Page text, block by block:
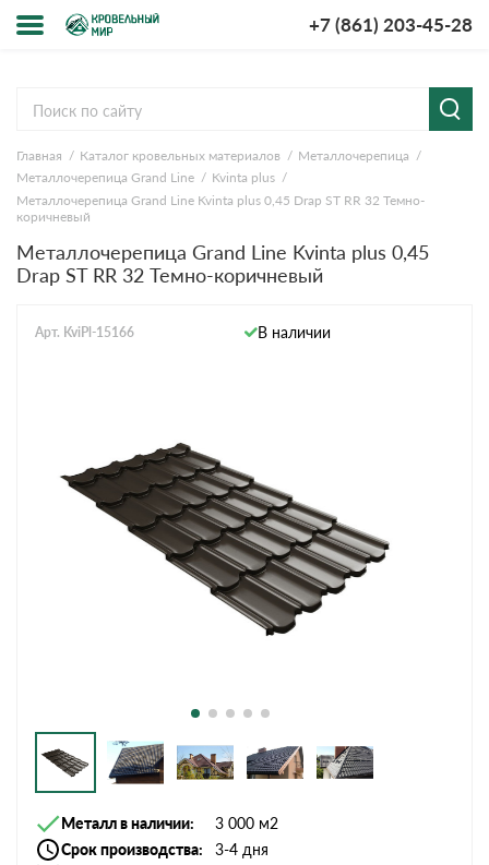
+7 (861) 203-45-28
компании
и оплата
ответы
Главная Каталог кровельных материалов
Металлочерепица
Металлочерепица Grand Line
Kvinta plus
Металлочерепица Grand Line Kvinta plus 0,45 Drap ST RR 32 Темно-
коричневый
Металлочерепица Grand Line Kvinta plus 0,45
Drap ST RR 32 Темно-коричневый
Арт. KviPl-15166 В наличии
Металл в наличии
3 000 м2
Срок производства
3-4 дня